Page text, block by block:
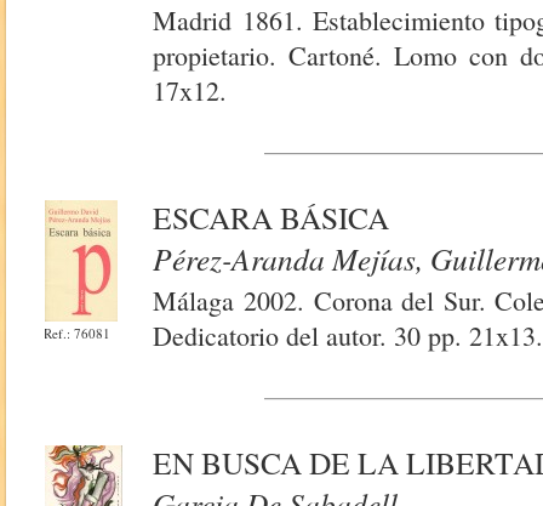
Madrid 1861. Establecimiento
propietario. Cartoné. Lomo con
17x12.
Ref.: 76081
ESCARA BÁSICA
Pérez-Aranda Mejías,
Málaga 2002. Corona del Sur.
Dedicatorio del autor. 30 pp. 21x13.
EN BUSCA DE LA